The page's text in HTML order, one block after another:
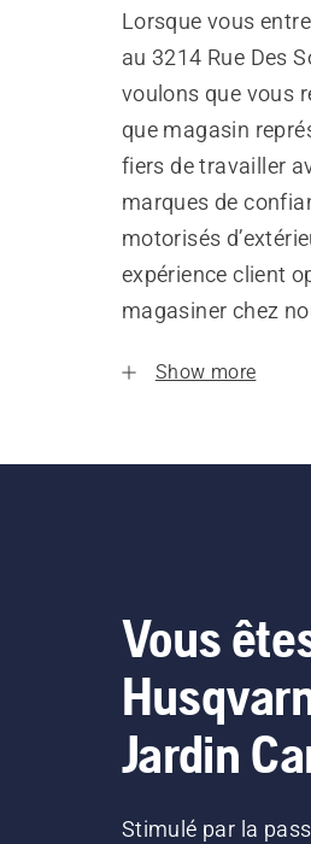
Lorsque vous
au 3214 Rue Des
voulons que vous
que magasin
fiers de travailler
marques de
motorisés
expérience client
magasiner chez
Show more
Vous
Jardin
Stimulé par la